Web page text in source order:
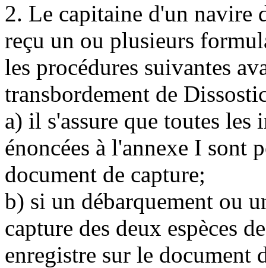
2. Le capitaine d'un navire
reçu un ou plusieurs
les procédures suivantes
transbordement de
a) il s'assure que toutes
énoncées à l'annexe I sont
document de capture;
b) si un débarquement ou
capture des deux espèces
enregistre sur le document